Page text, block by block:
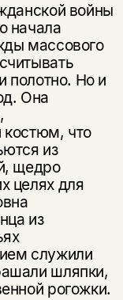
войны
начала
массового
полотно. Но и
Она
костюм, что
из
щедро
целях для
из
служили
шляпки,
рогожки.